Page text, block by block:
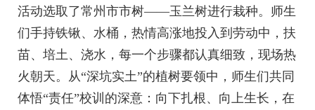
活动选取了常州市市树——玉兰树进行栽种。师生
们手持铁锹、水桶，热情高涨地投入到劳动中，扶
苗、培土、浇水，每一个步骤都认真细致，现场热
火朝天。从“深坑实土”的植树要领中，师生们共同
体悟“责任”校训的深意：向下扎根、向上生长，在